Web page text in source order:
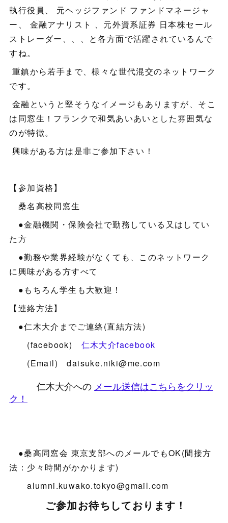
執行役員、 元ヘッジファンド ファンドマネージャ
ー、 金融アナリスト 、元外資系証券 日本株セール
ストレーダー、、、と各方面で活躍されているんで
すね。
重鎮から若手まで、様々な世代混交のネットワーク
です。
金融というと堅そうなイメージもありますが、そこ
は同窓生！フランクで和気あいあいとした雰囲気な
のが特徴。
興味がある方は是非ご参加下さい！
【参加資格】
桑名高校同窓生
●金融機関・保険会社で勤務している又はしてい
た方
●勤務や業界経験がなくても、このネットワーク
に興味がある方すべて
●もちろん学生も大歓迎！
【連絡方法】
●仁木大介までご連絡(直結方法)
(facebook) 仁木大介facebook
(Email) daisuke.niki@me.com
●桑高同窓会 東京支部へのメールでもOK(間接方
法：少々時間がかかります)
alumni.kuwako.tokyo@gmail.com
ご参加お待ちしております！